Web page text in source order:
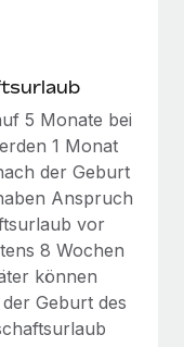
mit
Management
Unternehmen
in 19 Ländern
5 Monate bei
1 Monat
der Geburt
Anspruch
vor
8 Wochen
können
Geburt des